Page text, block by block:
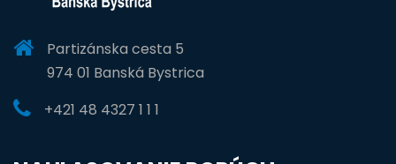
Partizánska cesta 5
974 01 Banská Bystrica
+421 48 4327 1 1 1